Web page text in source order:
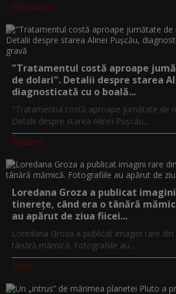
Filmnow.ro
"Tratamentul costă aproape
de dolari". Detalii despre starea
diagnosticată cu o boală...
"Tratamentul costă aproape jumătate de
Detalii despre starea Alinei Pușcău...
PeRoz.ro
Loredana Groza a publicat
tinerețe, când era o tânără
au apărut de ziua fiicei...
Loredana Groza a publicat imagini rare
tânără mămică. Fotografiile au...
Utv.ro